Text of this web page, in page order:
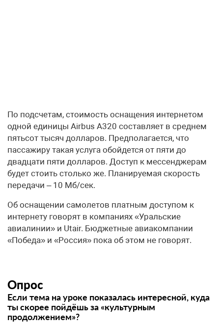
По подсчетам, стоимость оснащения интернетом
одной единицы Airbus А320 составляет в среднем
пятьсот тысяч долларов. Предполагается, что
пассажиру такая услуга обойдется от пяти до
двадцати пяти долларов. Доступ к мессенджерам
будет стоить столько же. Планируемая скорость
передачи – 10 Мб/сек.
Об оснащении самолетов платным доступом к
интернету говорят в компаниях «Уральские
авиалинии» и Utair. Бюджетные авиакомпании
«Победа» и «Россия» пока об этом не говорят.
Опрос
Если тема на уроке показалась интересной, куда
ты скорее пойдёшь за «культурным
продолжением»?